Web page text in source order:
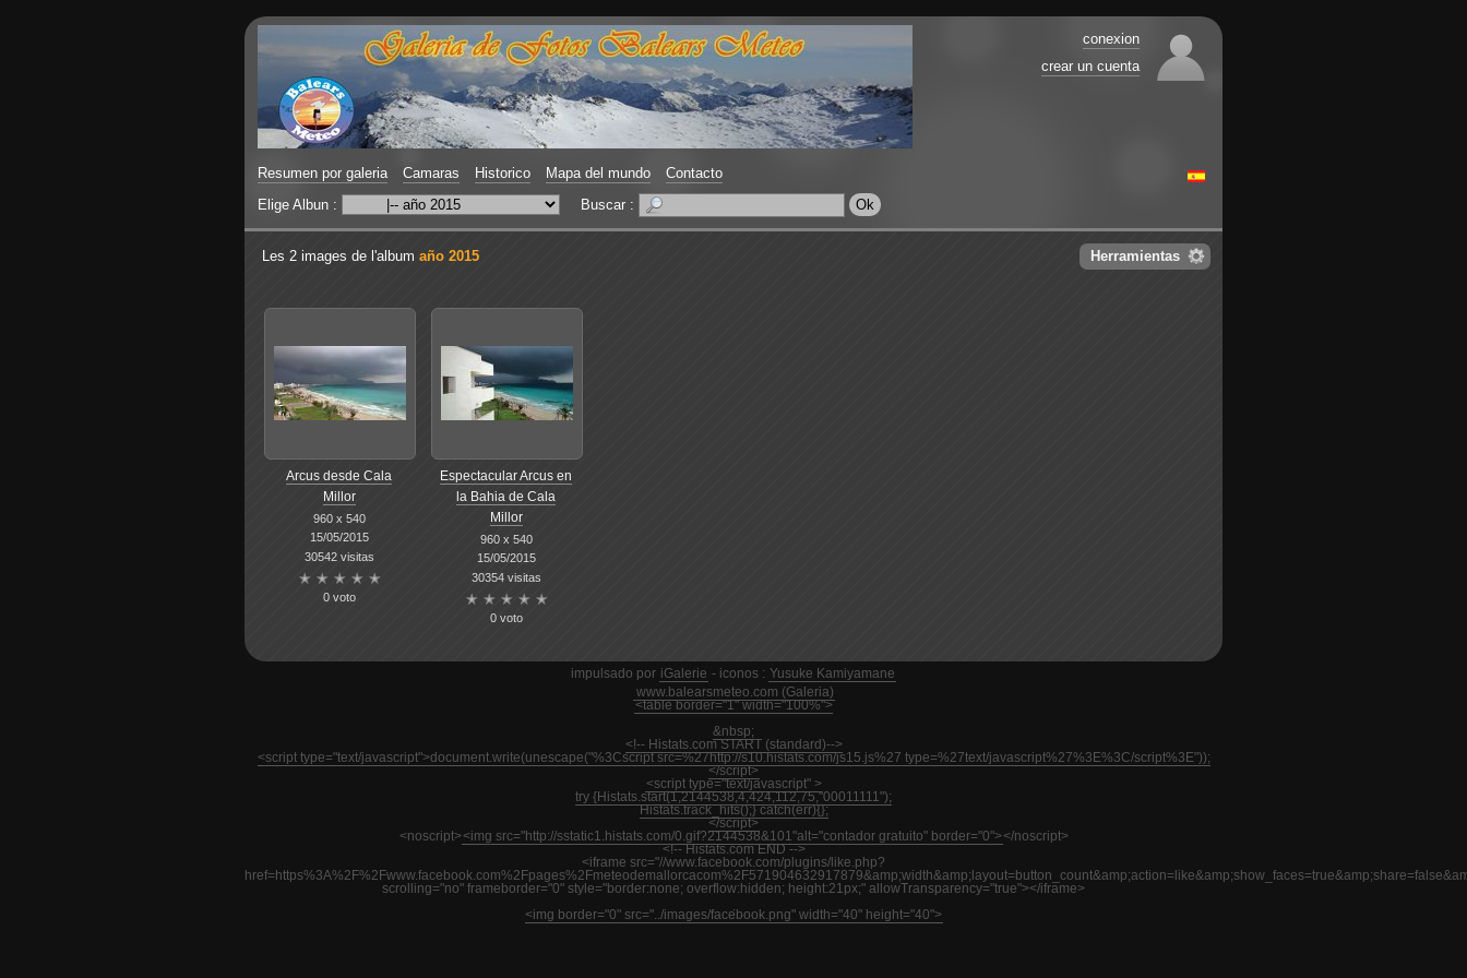
conexion
crear un cuenta
Resumen por galeria Camaras Historico Mapa del mundo
Contacto
Elige Albun :
Buscar :
Herramientas
Les 2 images de l'album año 2015
Arcus desde Cala
Millor
960 x 540
15/05/2015
30542 visitas
0 voto
Espectacular Arcus en
la Bahia de Cala
Millor
960 x 540
15/05/2015
30354 visitas
0 voto
impulsado por iGalerie - iconos : Yusuke Kamiyamane
www.balearsmeteo.com (Galeria)
<table border="1" width="100%">
&nbsp;
<!-- Histats.com START (standard)-->
<script type="text/javascript">document.write(unescape("%3Cscript src=%27http://s10.histats.com/js15.js%27 type=%27text/javascript%27%3E%3C/script%3E"));
</script>
<script type="text/javascript" >
try {Histats.start(1,2144538,4,424,112,75,"00011111");
Histats.track_hits();} catch(err){};
</script>
<noscript><img src="http://sstatic1.histats.com/0.gif?2144538&101"alt="contador gratuito" border="0"></noscript>
<!-- Histats.com END -->
<iframe src="//www.facebook.com/plugins/like.php?
scrolling="no" frameborder="0" style="border:none; overflow:hidden; height:21px;" allowTransparency="true"></iframe>
<img border="0" src="../images/facebook.png" width="40" height="40">